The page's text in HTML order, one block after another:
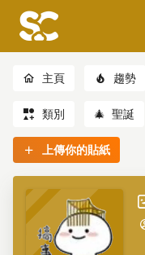
主頁 趨勢
類別 🎄 聖誕
上傳你的貼紙